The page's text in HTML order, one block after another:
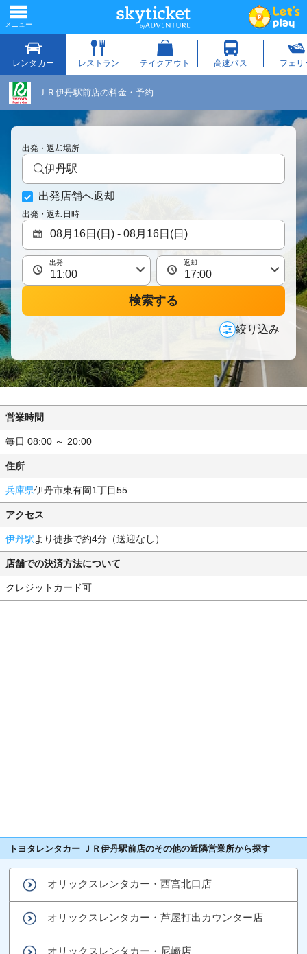
ＪＲ伊丹駅前店の料金・予約
出発・返却場所
伊丹駅
出発店舗へ返却
出発・返却日時
出発 返却
検索する
絞り込み
営業時間
毎日 08:00 ～ 20:00
住所
兵庫県伊丹市東有岡1丁目55
アクセス
伊丹駅より徒歩で約4分（送迎なし）
店舗での決済方法について
クレジットカード可
トヨタレンタカー ＪＲ伊丹駅前店のその他の近隣営業所から探す
オリックスレンタカー・西宮北口店
オリックスレンタカー・芦屋打出カウンター店
オリックスレンタカー・尼崎店